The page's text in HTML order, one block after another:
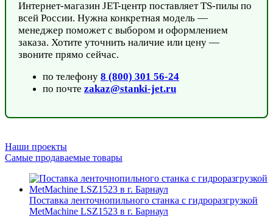
Интернет-магазин JET-центр поставляет TS-пилы по
всей России. Нужна конкретная модель —
менеджер поможет с выбором и оформлением
заказа. Хотите уточнить наличие или цену —
звоните прямо сейчас.
по телефону 8 (800) 301 56-24
по почте zakaz@stanki-jet.ru
Наши проекты
Самые продаваемые товары
Поставка ленточнопильного станка c гидроразгрузкой
MetMachine LSZ1523 в г. Барнаул